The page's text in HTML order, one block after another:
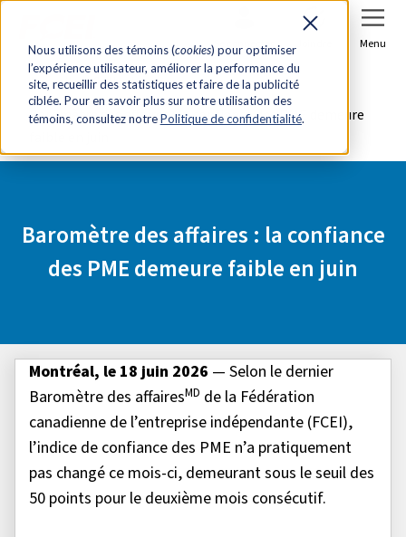
Nous utilisons des témoins (cookies) pour optimiser
l’expérience utilisateur, améliorer la performance du
site, recueillir des statistiques et faire de la publicité
ciblée. Pour en savoir plus sur notre utilisation des
témoins, consultez notrePolitique de confidentialité.
Se connecter Menu
Accueil
Salle de presse
Baromètre des affaires : la confiance des PME demeure
Baromètre des affaires : la confiance
des PME demeure faible en juin
Montréal, le 18 juin 2026 — Selon le dernier
Baromètre des affairesMD de la Fédération
canadienne de l’entreprise indépendante (FCEI),
l’indice de confiance des PME n’a pratiquement
pas changé ce mois-ci, demeurant sous le seuil des
50 points pour le deuxième mois consécutif.